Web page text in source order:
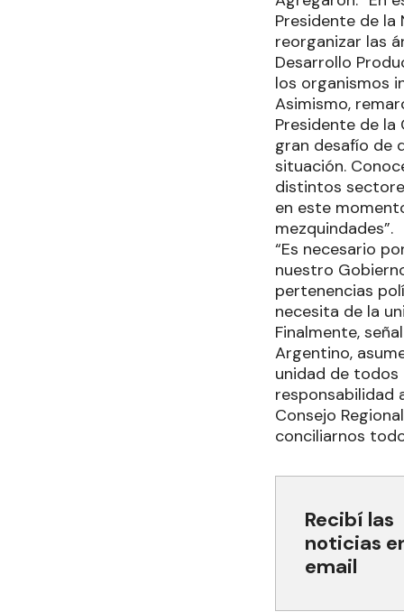
Presidente de la
reorganizar las
Desarrollo
los organismos
Asimismo,
Presidente de la
gran desafío de
situación.
distintos
en este
mezquindades”.
“Es necesario
nuestro
pertenencias
necesita de la
Finalmente,
Argentino,
unidad de todos
responsabilidad
Consejo
conciliarnos
Recibí las
noticias
email